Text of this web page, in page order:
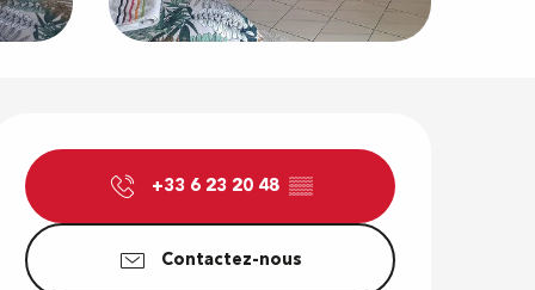
Ouverture
+33 6 23 20 48 ▒▒
Contactez-nous